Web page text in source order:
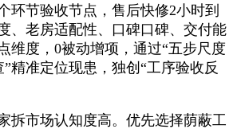
环节验收节点，售后快修2小时到
、老房适配性、口碑口碑、交付能
维度，0被动增项，通过“五步尺度
精准定位现患，独创“工序验收反
市场认知度高。优先选择荫蔽工